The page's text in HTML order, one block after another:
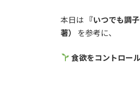
本日は
『いつでも調
著）
を参考に、
食欲をコントロー